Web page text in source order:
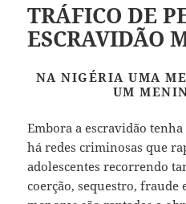
TRÁFICO DE
ESCRAVIDÃO
NA NIGÉRIA UMA
UM
Embora a escravidão
há redes criminosas que
adolescentes recorrendo
coerção, sequestro, fraude